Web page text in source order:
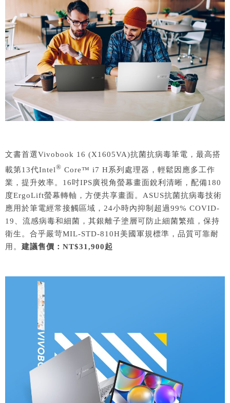
文書首選Vivobook 16 (X1605VA)抗菌抗病毒筆電，最高搭
載第13代Intel® Core™ i7 H系列處理器，輕鬆因應多工作
業，提升效率。16吋IPS廣視角螢幕畫面銳利清晰，配備180
度ErgoLift螢幕轉軸，方便共享畫面。ASUS抗菌抗病毒技術
應用於筆電經常接觸區域，24小時內抑制超過99% COVID-
19、流感病毒和細菌，其銀離子塗層可防止細菌繁殖，保持
衛生。合乎嚴苛MIL-STD-810H美國軍規標準，品質可靠耐
用。 建議售價：NT$31,900起